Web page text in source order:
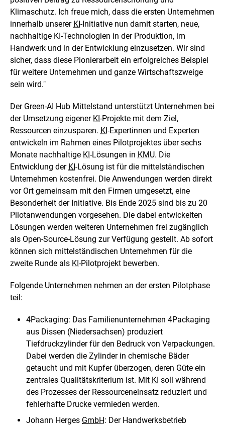
e
l
l
u
n
g
Klimaschutz. Ich freue mich, dass die ersten Unternehmen
innerhalb unserer KI-Initiative nun damit starten, neue,
nachhaltige KI-Technologien in der Produktion, im
Handwerk und in der Entwicklung einzusetzen. Wir sind
sicher, dass diese Pionierarbeit ein erfolgreiches Beispiel
für weitere Unternehmen und ganze Wirtschaftszweige
sein wird."
Der Green-AI Hub Mittelstand unterstützt Unternehmen bei
der Umsetzung eigener KI-Projekte mit dem Ziel,
Ressourcen einzusparen. KI-Expertinnen und Experten
entwickeln im Rahmen eines Pilotprojektes über sechs
Monate nachhaltige KI-Lösungen in KMU. Die
Entwicklung der KI-Lösung ist für die mittelständischen
Unternehmen kostenfrei. Die Anwendungen werden direkt
vor Ort gemeinsam mit den Firmen umgesetzt, eine
Besonderheit der Initiative. Bis Ende 2025 sind bis zu 20
Pilotanwendungen vorgesehen. Die dabei entwickelten
Lösungen werden weiteren Unternehmen frei zugänglich
als Open-Source-Lösung zur Verfügung gestellt. Ab sofort
können sich mittelständischen Unternehmen für die
zweite Runde als KI-Pilotprojekt bewerben.
Folgende Unternehmen nehmen an der ersten Pilotphase
teil:
4Packaging: Das Familienunternehmen 4Packaging
aus Dissen (Niedersachsen) produziert
Tiefdruckzylinder für den Bedruck von Verpackungen.
Dabei werden die Zylinder in chemische Bäder
getaucht und mit Kupfer überzogen, deren Güte ein
zentrales Qualitätskriterium ist. Mit KI soll während
des Prozesses der Ressourceneinsatz reduziert und
fehlerhafte Drucke vermieden werden.
Johann Herges GmbH: Der Handwerksbetrieb